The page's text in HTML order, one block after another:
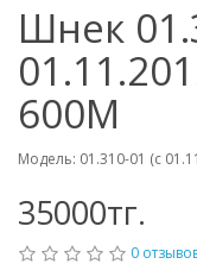
Шнек
600М
Модель: 01.310-01 (с
35000тг.
0